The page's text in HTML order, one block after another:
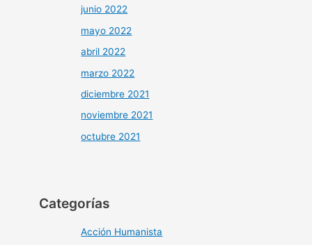
junio 2022
mayo 2022
abril 2022
marzo 2022
diciembre 2021
noviembre 2021
octubre 2021
Categorías
Acción Humanista